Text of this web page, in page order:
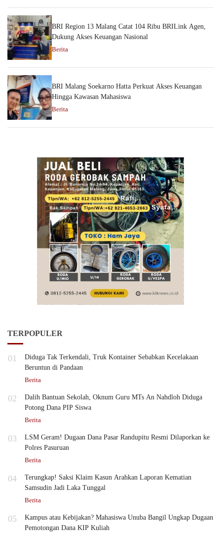
BRI Region 13 Malang Catat 104 Ribu BRILink Agen,
Dukung Akses Keuangan Nasional
Berita
BRI Malang Soekarno Hatta Perkuat Akses Keuangan
Hingga Kawasan Mahasiswa
Berita
TERPOPULER
01
Diduga Tak Terkendali, Truk Kontainer Sebabkan Kecelakaan
Beruntun di Pandaan
Berita
02
Dalih Bantuan Sekolah, Oknum Guru MTs An Nahdloh Diduga
Potong Dana PIP Siswa
Berita
03
LSM Geram! Dugaan Dana Pasar Randupitu Resmi Dilaporkan ke
Polres Pasuruan
Berita
04
Terungkap! Saksi Klaim Kasun Arahkan Laporan Kematian
Samsudin Jadi Laka Tunggal
Berita
05
Kampus atau Kebijakan? Mahasiswa Unuba Bangil Ungkap Dugaan
Pemotongan Dana KIP Kuliah